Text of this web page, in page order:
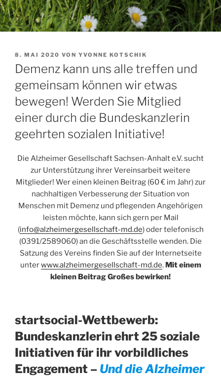
VERÖFFENTLICHT
AM
8. MAI 2020 VON YVONNE KOTSCHIK
Demenz kann uns alle treffen und
gemeinsam können wir etwas
bewegen! Werden Sie Mitglied
einer durch die Bundeskanzlerin
geehrten sozialen Initiative!
Die Alzheimer Gesellschaft Sachsen-Anhalt e.V. sucht
zur Unterstützung ihrer Vereinsarbeit weitere
Mitglieder! Wer einen kleinen Beitrag (60 € im Jahr) zur
nachhaltigen Verbesserung der Situation von
Menschen mit Demenz und pflegenden Angehörigen
leisten möchte, kann sich gern per Mail
(info@alzheimergesellschaft-md.de) oder telefonisch
(0391/2589060) an die Geschäftsstelle wenden. Die
Satzung des Vereins finden Sie auf der Internetseite
unterwww.alzheimergesellschaft-md.de. Mit einem
kleinen Beitrag Großes bewirken!
startsocial-Wettbewerb:
Bundeskanzlerin ehrt 25 soziale
Initiativen für ihr vorbildliches
Engagement – Und die Alzheimer